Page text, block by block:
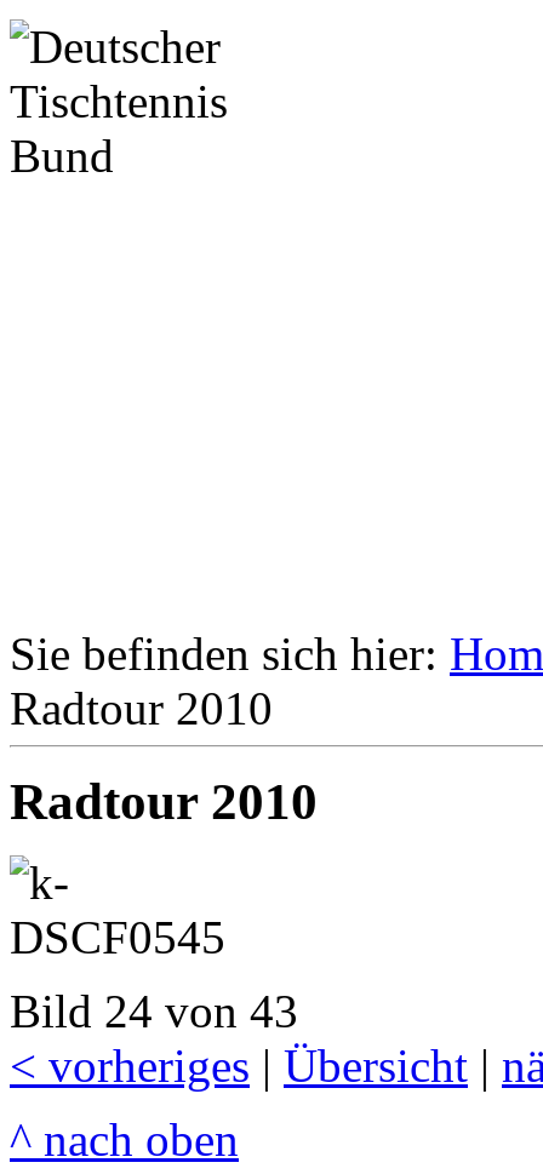
Sie befinden sich hier:
Radtour 2010
Radtour 2010
Bild 24 von 43
< vorheriges | Übersicht |
^ nach oben